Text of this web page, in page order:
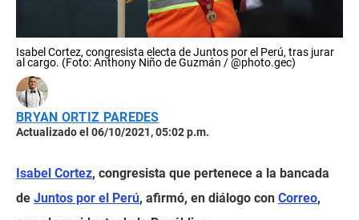
Isabel Cortez, congresista electa de Juntos por el Perú, tras jurar
al cargo. (Foto: Anthony Niño de Guzmán / @photo.gec)
BRYAN ORTIZ PAREDES
Actualizado el 06/10/2021, 05:02 p.m.
Isabel Cortez, congresista que pertenece a la bancada
de Juntos por el Perú, afirmó, en diálogo con Correo,